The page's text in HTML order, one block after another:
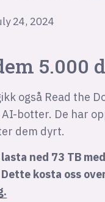
24, 2024
5.000
også Read the
AI-botter. De har
dem dyrt.
ned 73 TB
kosta oss